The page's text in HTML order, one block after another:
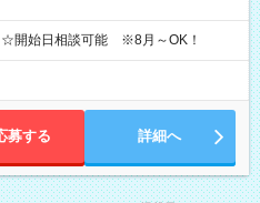
開始日相談可能 ※8月～OK！
募する 詳細へ